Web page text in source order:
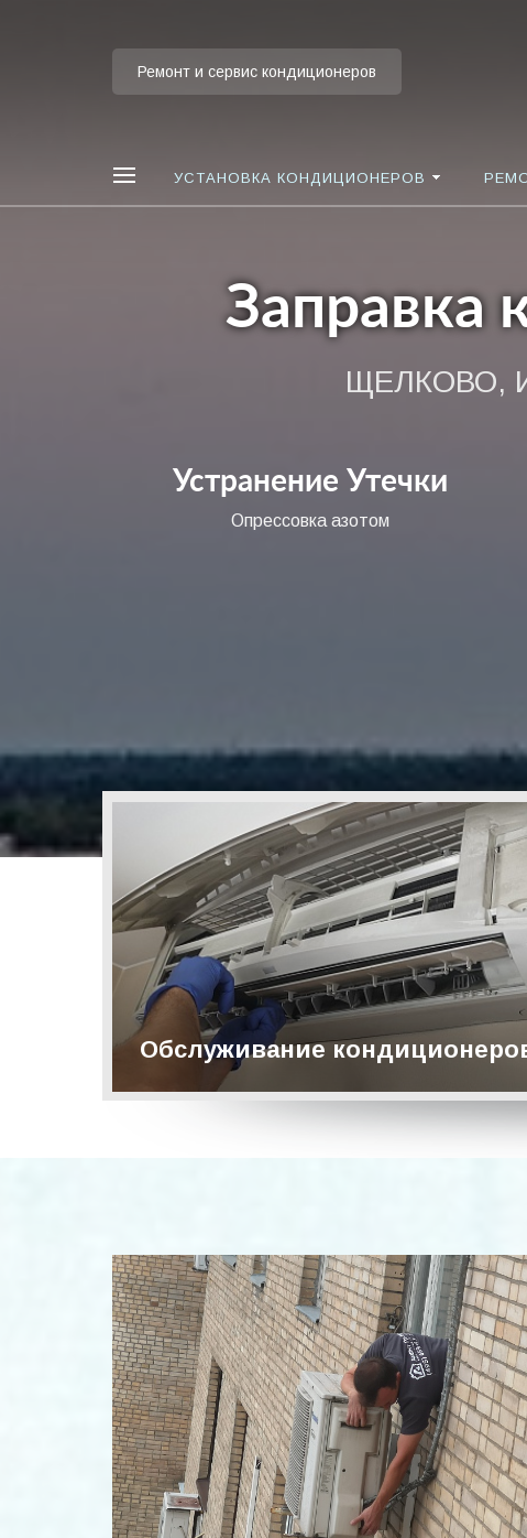
Ремонт и сервис кондиционеров
УСТАНОВКА КОНДИЦИОНЕРОВ
Заправка
ЩЕЛКОВО,
Устранение Утечки
Опрессовка азотом
Обслуживание